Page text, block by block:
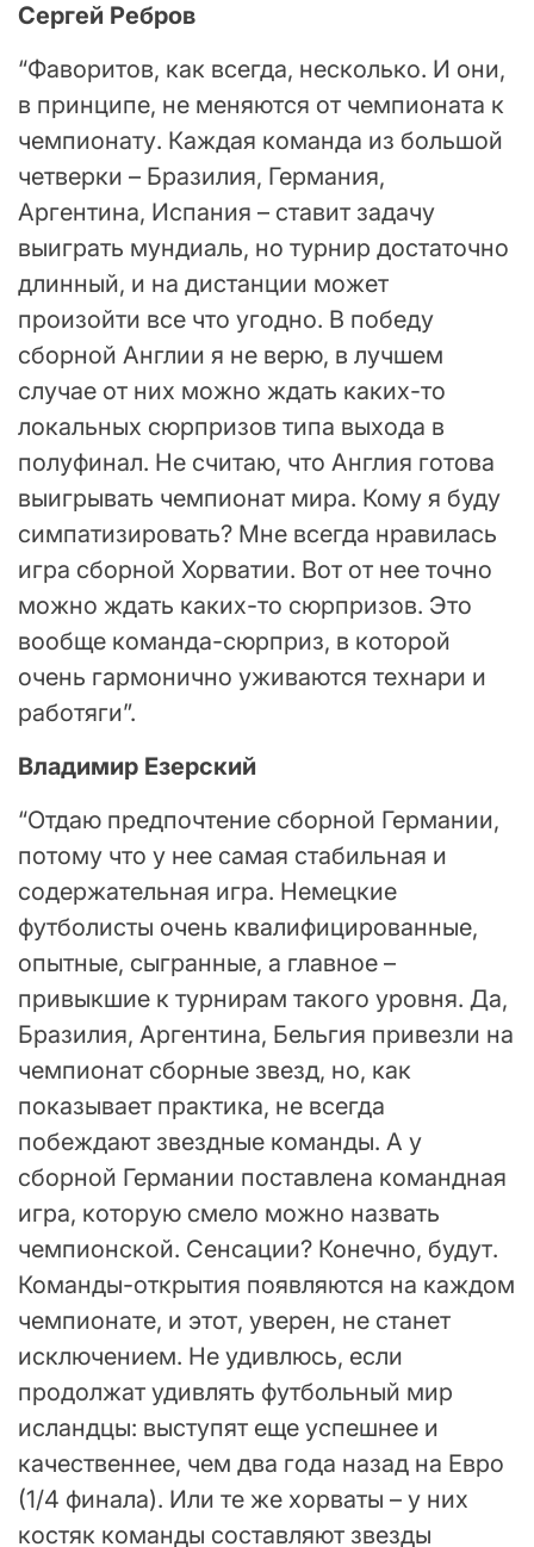
Сергей Ребров
“Фаворитов, как всегда, несколько. И они,
в принципе, не меняются от чемпионата к
чемпионату. Каждая команда из большой
четверки – Бразилия, Германия,
Аргентина, Испания – ставит задачу
выиграть мундиаль, но турнир достаточно
длинный, и на дистанции может
произойти все что угодно. В победу
сборной Англии я не верю, в лучшем
случае от них можно ждать каких-то
локальных сюрпризов типа выхода в
полуфинал. Не считаю, что Англия готова
выигрывать чемпионат мира. Кому я буду
симпатизировать? Мне всегда нравилась
игра сборной Хорватии. Вот от нее точно
можно ждать каких-то сюрпризов. Это
вообще команда-сюрприз, в которой
очень гармонично уживаются технари и
работяги”.
Владимир Езерский
“Отдаю предпочтение сборной Германии,
потому что у нее самая стабильная и
содержательная игра. Немецкие
футболисты очень квалифицированные,
опытные, сыгранные, а главное –
привыкшие к турнирам такого уровня. Да,
Бразилия, Аргентина, Бельгия привезли на
чемпионат сборные звезд, но, как
показывает практика, не всегда
побеждают звездные команды. А у
сборной Германии поставлена командная
игра, которую смело можно назвать
чемпионской. Сенсации? Конечно, будут.
Команды-открытия появляются на каждом
чемпионате, и этот, уверен, не станет
исключением. Не удивлюсь, если
продолжат удивлять футбольный мир
исландцы: выступят еще успешнее и
качественнее, чем два года назад на Евро
(1/4 финала). Или те же хорваты – у них
костяк команды составляют звезды